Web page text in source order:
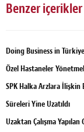
Benzer içerikler
Doing Business in
Özel Hastaneler
SPK Halka Arzlara İlişkin
Süreleri Yine Uzatıldı
Uzaktan Çalışma